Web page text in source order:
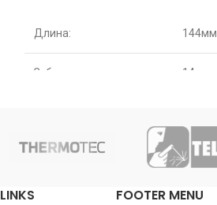
Длина: 144мм
Зубьев: 14
FOOTER MENU